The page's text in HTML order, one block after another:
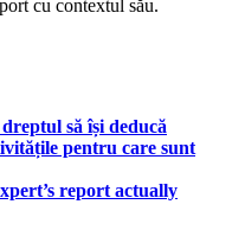
cu contextul său.
să își deducă
pentru care sunt
report actually